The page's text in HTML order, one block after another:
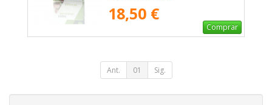
18,50 €
Comprar
Ant. 01 Sig.